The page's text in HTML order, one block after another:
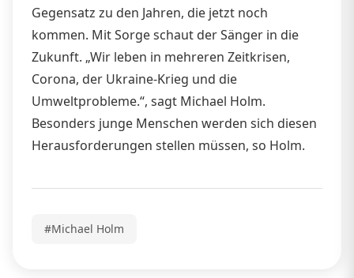
Gegensatz zu den Jahren, die jetzt noch
kommen. Mit Sorge schaut der Sänger in die
Zukunft. „Wir leben in mehreren Zeitkrisen,
Corona, der Ukraine-Krieg und die
Umweltprobleme.“, sagt Michael Holm.
Besonders junge Menschen werden sich diesen
Herausforderungen stellen müssen, so Holm.
#Michael Holm